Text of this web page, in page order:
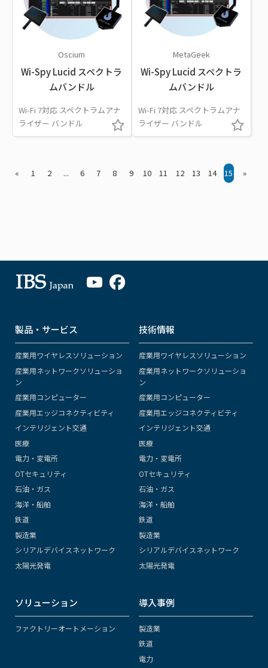
Oscium
Wi-Spy Lucid スペクトラ
ムバンドル
Wi-Fi 7対応 スペクトラムアナ
ライザー バンドル
MetaGeek
Wi-Spy Lucid スペクトラ
ムバンドル
Wi-Fi 7対応 スペクトラムアナ
ライザー バンドル
« 1 2 ... 6 7 8 9 10 11 12 13 14 15 »
製品・サービス
産業用ワイヤレスソリューション
産業用ネットワークソリューショ
ン
産業用コンピューター
産業用エッジコネクティビティ
インテリジェント交通
医療
電力・変電所
OTセキュリティ
石油・ガス
海洋・船舶
鉄道
製造業
シリアルデバイスネットワーク
太陽光発電
技術情報
産業用ワイヤレスソリューション
産業用ネットワークソリューショ
ン
産業用コンピューター
産業用エッジコネクティビティ
インテリジェント交通
医療
電力・変電所
OTセキュリティ
石油・ガス
海洋・船舶
鉄道
製造業
シリアルデバイスネットワーク
太陽光発電
ソリューション
ファクトリーオートメーション
導入事例
製造業
鉄道
電力